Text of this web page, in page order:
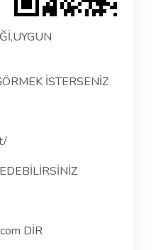
İSTERSENİZ
DİR